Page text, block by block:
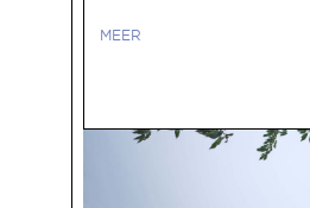
MEER